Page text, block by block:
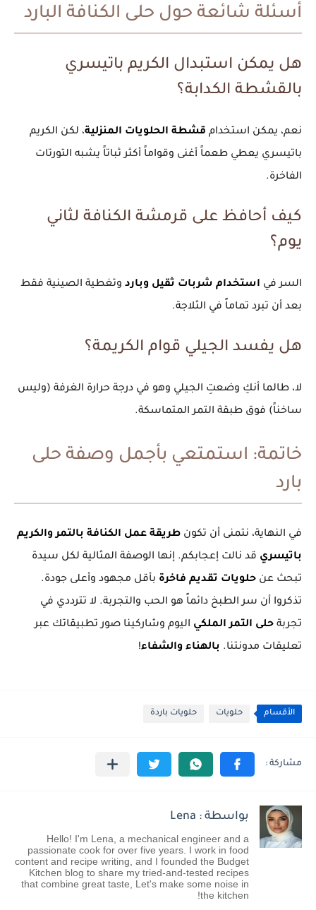
أسئلة شائعة حول حلى الكنافة البارد
هل يمكن استبدال الكريم باتيسري
بالقشطة الكدابة؟
نعم، يمكن استخدام قشطة الحلويات المنزلية، لكن الكريم
باتيسري يعطي طعماً أغنى وقواماً أكثر ثباتاً يشبه التورتات
الفاخرة.
كيف أحافظ على قرمشة الكنافة لثاني
يوم؟
السر في استخدام شربات ثقيل وبارد وتغطية الصينية فقط
بعد أن تبرد تماماً في الثلاجة.
هل يفسد الجيلي قوام الكريمة؟
لا، طالما أنكِ وضعتِ الجيلي وهو في درجة حرارة الغرفة (وليس
ساخناً) فوق طبقة التمر المتماسكة.
خاتمة: استمتعي بأجمل وصفة حلى
بارد
في النهاية، نتمنى أن تكون طريقة عمل الكنافة بالتمر والكريم
باتيسري قد نالت إعجابكم. إنها الوصفة المثالية لكل سيدة
تبحث عن حلويات تقديم فاخرة بأقل مجهود وأعلى جودة.
تذكروا أن سر الطبخ دائماً هو الحب والتجربة. لا تترددي في
تجربة حلى التمر الملكي اليوم وشاركينا صور تطبيقاتك عبر
تعليقات مدونتنا. بالهناء والشفاء!
الأقسام حلويات حلويات باردة
بواسطة : Lena
Hello! I'm Lena, a mechanical engineer and a
passionate cook for over five years. I work in food
content and recipe writing, and I founded the Budget
Kitchen blog to share my tried-and-tested recipes
that combine great taste, Let's make some noise in
the kitchen!